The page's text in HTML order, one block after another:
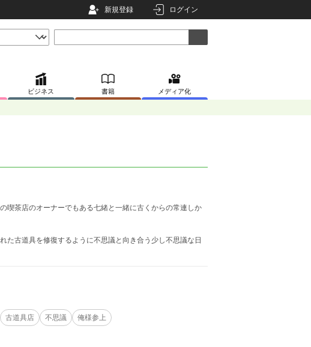
新規登録 ログイン
ビジネス 書籍 メディア化
喫茶店のオーナーでもある七緒と一緒に古くからの常連しか
た古道具を修復するように不思議と向き合う少し不思議な日
古道具店 不思議 俺様参上